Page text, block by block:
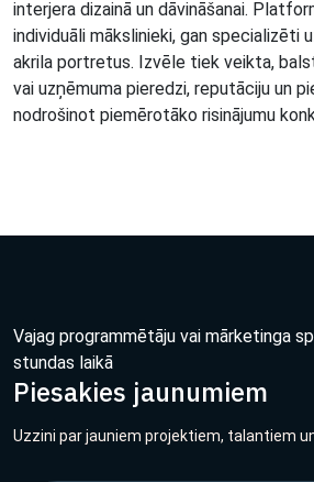
interjera dizainā un dāvināšanai.
individuāli mākslinieki, gan specializēti
akrila portretus. Izvēle tiek veikta,
vai uzņēmuma pieredzi, reputāciju un
nodrošinot piemērotāko risinājumu
Vajag programmētāju vai mārketinga
stundas laikā
Piesakies jaunumiem
Uzzini par jauniem projektiem, talantiem